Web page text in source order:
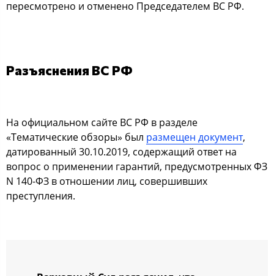
пересмотрено и отменено Председателем ВС РФ.
Разъяснения ВС РФ
На официальном сайте ВС РФ в разделе
«Тематические обзоры» был размещен документ,
датированный 30.10.2019, содержащий ответ на
вопрос о применении гарантий, предусмотренных ФЗ
N 140-ФЗ в отношении лиц, совершивших
преступления.